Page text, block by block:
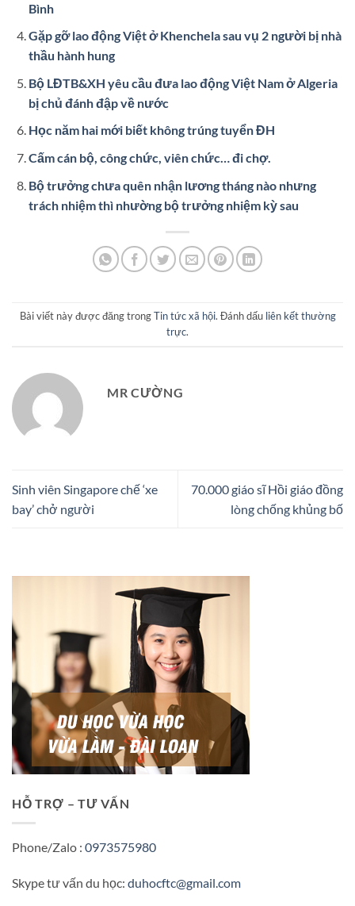
Bình
Gặp gỡ lao động Việt ở Khenchela sau vụ 2 người bị nhà
thầu hành hung
Bộ LĐTB&XH yêu cầu đưa lao động Việt Nam ở Algeria
bị chủ đánh đập về nước
Học năm hai mới biết không trúng tuyển ĐH
Cấm cán bộ, công chức, viên chức… đi chợ.
Bộ trưởng chưa quên nhận lương tháng nào nhưng
trách nhiệm thì nhường bộ trưởng nhiệm kỳ sau
Bài viết này được đăng trongTin tức xã hội. Đánh dấu liên kết thường
trực.
MR CƯỜNG
Sinh viên Singapore chế ‘xe
bay’ chở người
70.000 giáo sĩ Hồi giáo đồng
lòng chống khủng bố
HỖ TRỢ – TƯ VẤN
Phone/Zalo : 0973575980
Skype tư vấn du học: duhocftc@gmail.com